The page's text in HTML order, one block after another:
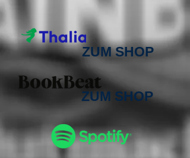
ZUM SHOP
ZUM SHOP